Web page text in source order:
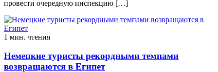
провести очередную инспекцию […]
1 мин. чтения
Немецкие туристы рекордными темпами
возвращаются в Египет